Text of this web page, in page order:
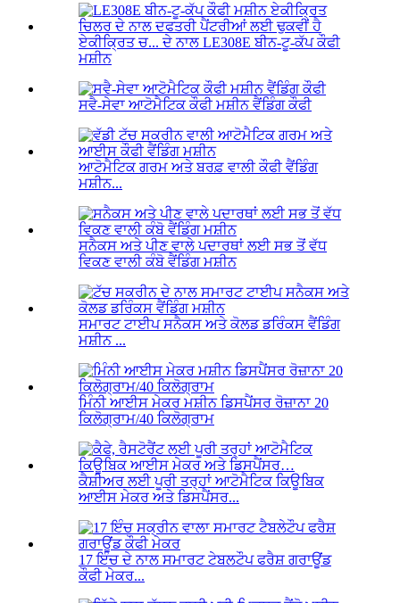
ਏਕੀਕ੍ਰਿਤ ਚ... ਦੇ ਨਾਲ LE308E ਬੀਨ-ਟੂ-ਕੱਪ ਕੌਫੀ
ਮਸ਼ੀਨ
ਸਵੈ-ਸੇਵਾ ਆਟੋਮੈਟਿਕ ਕੌਫੀ ਮਸ਼ੀਨ ਵੈਂਡਿੰਗ ਕੌਫੀ
ਆਟੋਮੈਟਿਕ ਗਰਮ ਅਤੇ ਬਰਫ਼ ਵਾਲੀ ਕੌਫੀ ਵੈਂਡਿੰਗ
ਮਸ਼ੀਨ...
ਸਨੈਕਸ ਅਤੇ ਪੀਣ ਵਾਲੇ ਪਦਾਰਥਾਂ ਲਈ ਸਭ ਤੋਂ ਵੱਧ
ਵਿਕਣ ਵਾਲੀ ਕੰਬੋ ਵੈਂਡਿੰਗ ਮਸ਼ੀਨ
ਸਮਾਰਟ ਟਾਈਪ ਸਨੈਕਸ ਅਤੇ ਕੋਲਡ ਡਰਿੰਕਸ ਵੈਂਡਿੰਗ
ਮਸ਼ੀਨ ...
ਮਿੰਨੀ ਆਈਸ ਮੇਕਰ ਮਸ਼ੀਨ ਡਿਸਪੈਂਸਰ ਰੋਜ਼ਾਨਾ 20
ਕਿਲੋਗ੍ਰਾਮ/40 ਕਿਲੋਗ੍ਰਾਮ
ਕੈਸ਼ੀਅਰ ਲਈ ਪੂਰੀ ਤਰ੍ਹਾਂ ਆਟੋਮੈਟਿਕ ਕਿਊਬਿਕ
ਆਈਸ ਮੇਕਰ ਅਤੇ ਡਿਸਪੈਂਸਰ...
17 ਇੰਚ ਦੇ ਨਾਲ ਸਮਾਰਟ ਟੇਬਲਟੌਪ ਫਰੈਸ਼ ਗਰਾਊਂਡ
ਕੌਫੀ ਮੇਕਰ...